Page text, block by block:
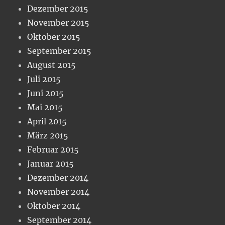
Dezember 2015
November 2015
Oktober 2015
September 2015
August 2015
Juli 2015
Juni 2015
Mai 2015
April 2015
März 2015
Februar 2015
Januar 2015
Dezember 2014
November 2014
Oktober 2014
September 2014